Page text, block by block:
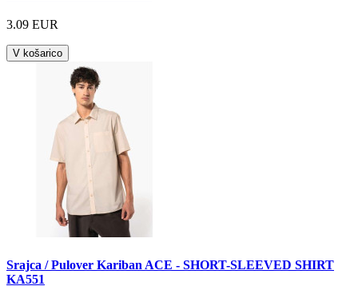
3.09 EUR
V košarico
Srajca / Pulover Kariban ACE - SHORT-SLEEVED SHIRT
KA551